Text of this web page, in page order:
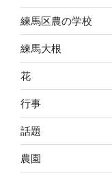
練馬区農の学校
練馬大根
花
行事
話題
農園